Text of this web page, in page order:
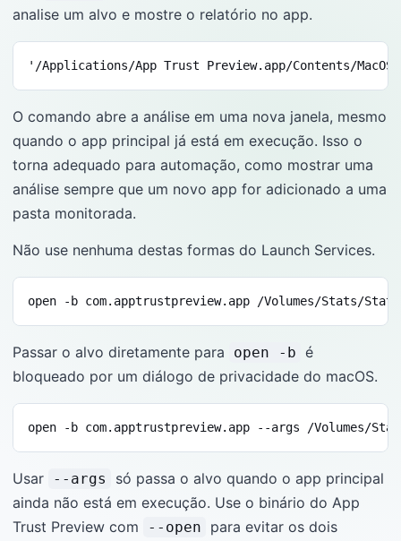
analise um alvo e mostre o relatório no app.
'/Applications/App Trust Preview.app/Contents/
O comando abre a análise em uma nova janela, mesmo
quando o app principal já está em execução. Isso o
torna adequado para automação, como mostrar uma
análise sempre que um novo app for adicionado a uma
pasta monitorada.
Não use nenhuma destas formas do Launch Services.
open -b com.apptrustpreview.app /Volumes/Stats/
Passar o alvo diretamente para open -b é
bloqueado por um diálogo de privacidade do macOS.
open -b com.apptrustpreview.app --args /Volumes/
Usar --args
só passa o alvo quando o app principal
ainda não está em execução. Use o binário do App
Trust Preview com
--open
para evitar os dois